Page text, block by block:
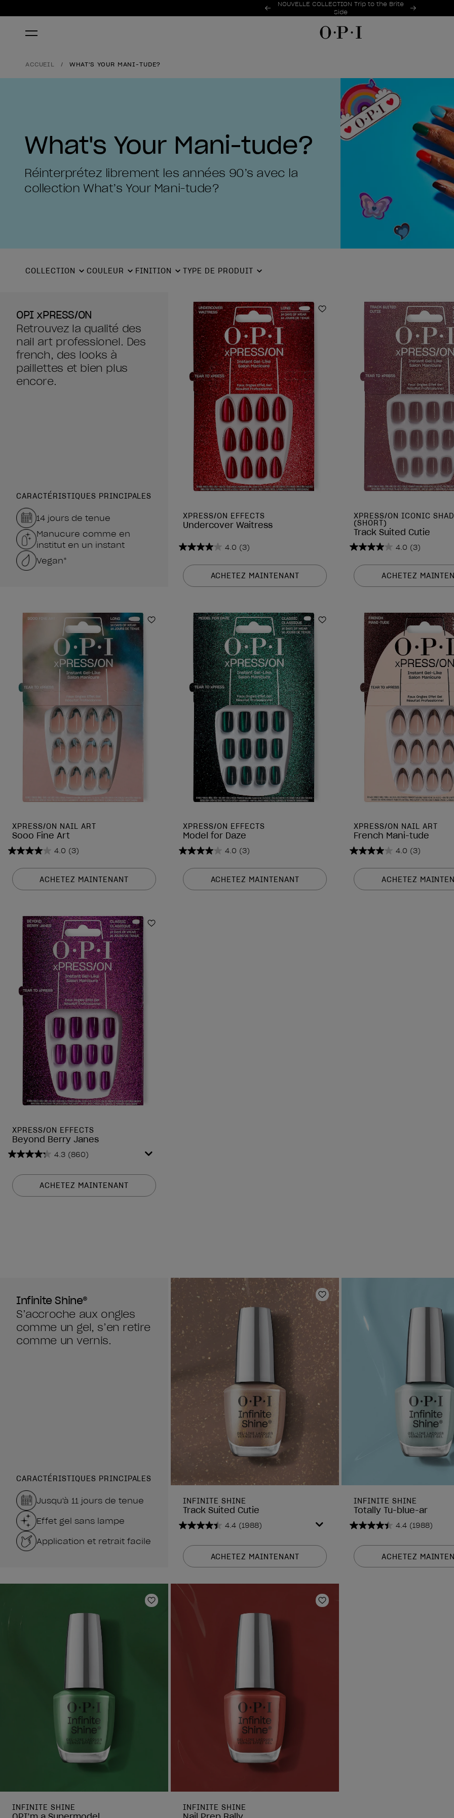
Offres promotionnelles
NOUVELLE COLLECTION Trip to the Brite
Side
Item 1 of 2
ACCUEIL WHAT'S YOUR MANI-TUDE?
What's Your Mani-tude?
Réinterprétez librement les années 90’s avec la
collection What’s Your Mani-tude?
COLLECTION COULEUR FINITION TYPE DE PRODUIT
OPI xPRESS/ON
Retrouvez la qualité des
nail art professionel. Des
french, des looks à
paillettes et bien plus
encore.
CARACTÉRISTIQUES PRINCIPALES
14 jours de tenue
Manucure comme en
institut en un instant
Vegan*
Ajouter aux favoris
XPRESS/ON EFFECTS
Undercover Waitress
4.0 (3)
4.0
sur
5
étoiles.
ACHETEZ MAINTENANT
XPRESS/ON ICONIC
(SHORT)
Track Suited Cutie
4.0 (3)
4.0
sur
5
étoiles.
ACHETEZ
Ajouter aux favoris
XPRESS/ON NAIL ART
Sooo Fine Art
4.0 (3)
4.0
sur
5
étoiles.
ACHETEZ MAINTENANT
Ajouter aux favoris
XPRESS/ON EFFECTS
Model for Daze
4.0 (3)
4.0
sur
5
étoiles.
ACHETEZ MAINTENANT
XPRESS/ON NAIL ART
French Mani-tude
4.0 (3)
4.0
sur
5
étoiles.
ACHETEZ
Ajouter aux favoris
XPRESS/ON EFFECTS
Beyond Berry Janes
4.3 (860)
4.3
5
étoiles.
ACHETEZ MAINTENANT
Infinite Shine®
S’accroche aux ongles
comme un gel, s’en retire
comme un vernis.
CARACTÉRISTIQUES PRINCIPALES
Jusqu'à 11 jours de tenue
Effet gel sans lampe
Application et retrait facile
Ajouter aux favoris
INFINITE SHINE
Track Suited Cutie
4.4 (1988)
4.4
5
étoiles.
avis
ACHETEZ MAINTENANT
INFINITE SHINE
Totally Tu-blue-ar
4.4 (1988)
4.4
5
étoiles.
ACHETEZ
Ajouter aux favoris
INFINITE SHINE
Ajouter aux favoris
INFINITE SHINE